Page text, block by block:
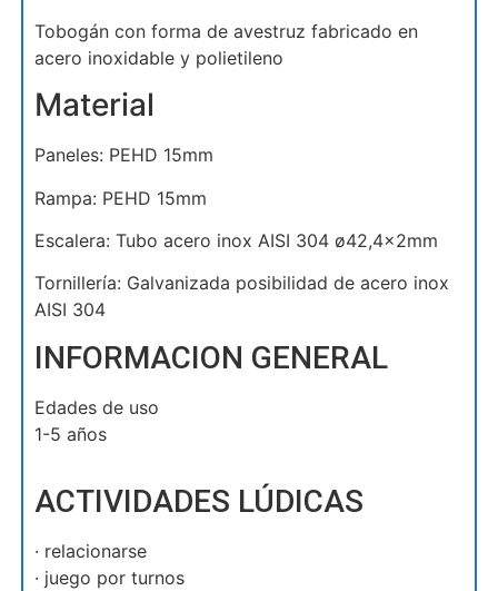
Tobogán con forma de avestruz fabricado en
acero inoxidable y polietileno
Material
Paneles: PEHD 15mm
Rampa: PEHD 15mm
Escalera: Tubo acero inox AISI 304 ø42,4x2mm
Tornillería: Galvanizada posibilidad de acero inox
AISI 304
INFORMACION GENERAL
Edades de uso
1-5 años
ACTIVIDADES LÚDICAS
· relacionarse
· juego por turnos